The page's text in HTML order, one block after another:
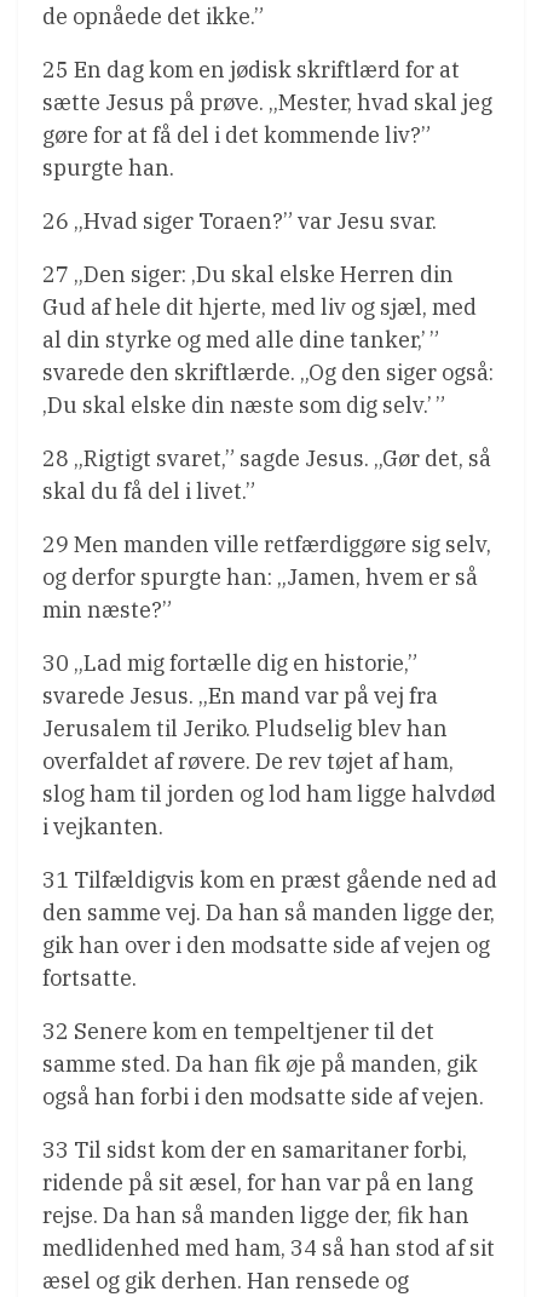
de opnåede det ikke.”
25 En dag kom en jødisk skriftlærd for at
sætte Jesus på prøve. „Mester, hvad skal jeg
gøre for at få del i det kommende liv?”
spurgte han.
26 „Hvad siger Toraen?” var Jesu svar.
27 „Den siger: ‚Du skal elske Herren din
Gud af hele dit hjerte, med liv og sjæl, med
al din styrke og med alle dine tanker,’ ”
svarede den skriftlærde. „Og den siger også:
‚Du skal elske din næste som dig selv.’ ”
28 „Rigtigt svaret,” sagde Jesus. „Gør det, så
skal du få del i livet.”
29 Men manden ville retfærdiggøre sig selv,
og derfor spurgte han: „Jamen, hvem er så
min næste?”
30 „Lad mig fortælle dig en historie,”
svarede Jesus. „En mand var på vej fra
Jerusalem til Jeriko. Pludselig blev han
overfaldet af røvere. De rev tøjet af ham,
slog ham til jorden og lod ham ligge halvdød
i vejkanten.
31 Tilfældigvis kom en præst gående ned ad
den samme vej. Da han så manden ligge der,
gik han over i den modsatte side af vejen og
fortsatte.
32 Senere kom en tempeltjener til det
samme sted. Da han fik øje på manden, gik
også han forbi i den modsatte side af vejen.
33 Til sidst kom der en samaritaner forbi,
ridende på sit æsel, for han var på en lang
rejse. Da han så manden ligge der, fik han
medlidenhed med ham, 34 så han stod af sit
æsel og gik derhen. Han rensede og